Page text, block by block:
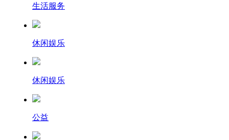
生活服务
休闲娱乐
休闲娱乐
公益